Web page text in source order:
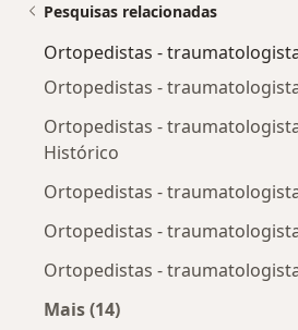
Pesquisas relacionadas
Ortopedistas -
Ortopedistas -
Ortopedistas -
Histórico
Ortopedistas -
Ortopedistas -
Ortopedistas -
Mais (14)